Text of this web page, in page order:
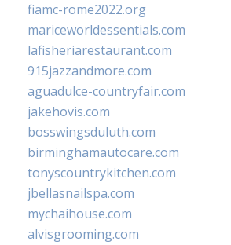
fiamc-rome2022.org
mariceworldessentials.com
lafisheriarestaurant.com
915jazzandmore.com
aguadulce-countryfair.com
jakehovis.com
bosswingsduluth.com
birminghamautocare.com
tonyscountrykitchen.com
jbellasnailspa.com
mychaihouse.com
alvisgrooming.com